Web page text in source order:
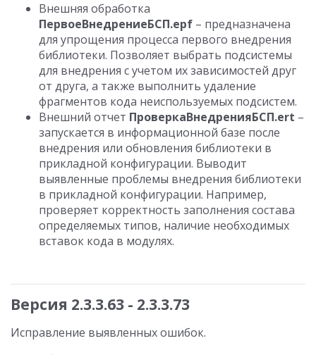
Внешняя обработка
ПервоеВнедрениеБСП.epf – предназначена
для упрощения процесса первого внедрения
библиотеки. Позволяет выбрать подсистемы
для внедрения с учетом их зависимостей друг
от друга, а также выполнить удаление
фрагментов кода неиспользуемых подсистем.
Внешний отчет ПроверкаВнедренияБСП.ert –
запускается в информационной базе после
внедрения или обновления библиотеки в
прикладной конфигурации. Выводит
выявленные проблемы внедрения библиотеки
в прикладной конфигурации. Например,
проверяет корректность заполнения состава
определяемых типов, наличие необходимых
вставок кода в модулях.
Версия 2.3.3.63 - 2.3.3.73
Исправление выявленных ошибок.